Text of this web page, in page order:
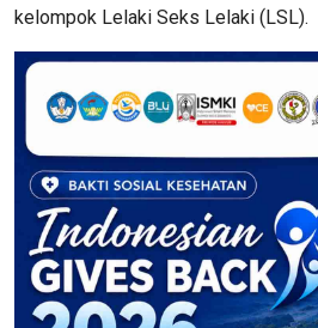
kelompok Lelaki Seks Lelaki (LSL).